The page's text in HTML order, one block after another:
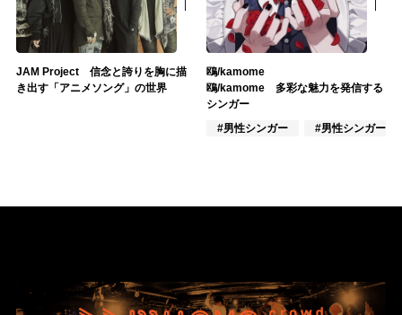
JAM Project 信念と誇りを胸に描
き出す「アニメソング」の世界
鴎/kamome
鴎/kamome 多彩な魅力を発信する
シンガー
#男性シンガー
#男性シンガーグ